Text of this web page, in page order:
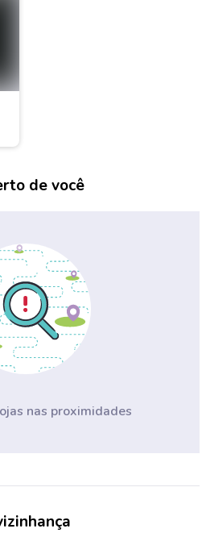
de você
nas proximidades